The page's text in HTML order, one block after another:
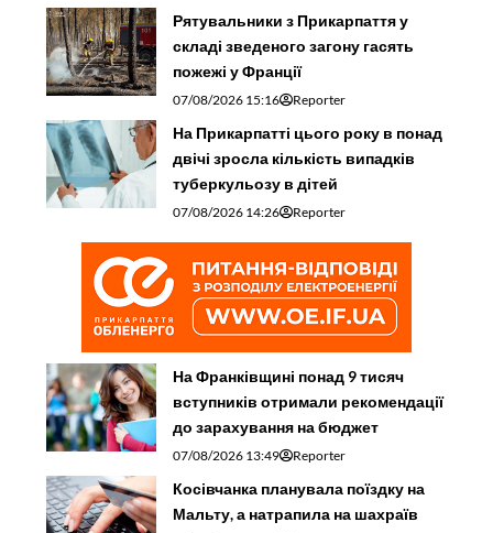
Рятувальники з Прикарпаття у
складі зведеного загону гасять
пожежі у Франції
07/08/2026 15:16 Reporter
На Прикарпатті цього року в понад
двічі зросла кількість випадків
туберкульозу в дітей
07/08/2026 14:26 Reporter
На Франківщині понад 9 тисяч
вступників отримали рекомендації
до зарахування на бюджет
07/08/2026 13:49 Reporter
Косівчанка планувала поїздку на
Мальту, а натрапила на шахраїв